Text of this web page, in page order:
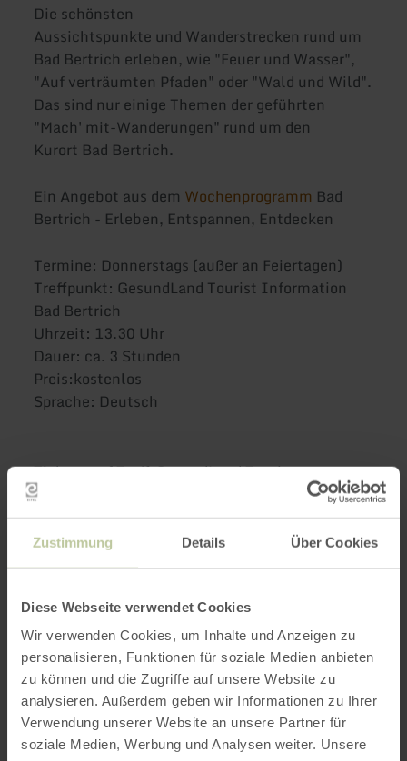
Zustimmung Details Über Cookies
Diese Webseite verwendet Cookies
Wir verwenden Cookies, um Inhalte und Anzeigen zu
personalisieren, Funktionen für soziale Medien anbieten
zu können und die Zugriffe auf unsere Website zu
analysieren. Außerdem geben wir Informationen zu Ihrer
Verwendung unserer Website an unsere Partner für
soziale Medien, Werbung und Analysen weiter. Unsere
Die schönsten
Aussichtspunkte und Wanderstrecken rund um
Bad Bertrich erleben, wie "Feuer und Wasser",
"Auf verträumten Pfaden" oder "Wald und Wild".
Das sind nur einige Themen der geführten
"Mach' mit-Wanderungen" rund um den
Kurort Bad Bertrich.
Ein Angebot aus dem Wochenprogramm Bad
Bertrich - Erleben, Entspannen, Entdecken
Termine: Donnerstags (außer an Feiertagen)
Treffpunkt: GesundLand Tourist Information
Bad Bertrich
Uhrzeit: 13.30 Uhr
Dauer: ca. 3 Stunden
Preis:kostenlos
Sprache: Deutsch
Tickets unf Treff:GesundLand Tourist
Information Bad Bertrich
Kurfürstenstr. 32
56864 Bad Bertrich
Tel. +49 (0)2674 932222